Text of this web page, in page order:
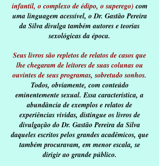
infantil, o complexo de édipo, o superego) com
uma linguagem acessível, o Dr. Gastão Pereira
da Silva divulga também autores e teorias
sexológicas da época.
Seus livros são repletos de relatos de casos que
lhe chegaram de leitores de suas colunas ou
ouvintes de seus programas, sobretudo sonhos.
Todos, obviamente, com conteúdo
eminentemente sexual. Essa característica, a
abundância de exemplos e relatos de
experiências vividas, distingue os livros de
divulgação do Dr. Gastão Pereira da Silva
daqueles escritos pelos grandes acadêmicos, que
também procuravam, em menor escala, se
dirigir ao grande público.